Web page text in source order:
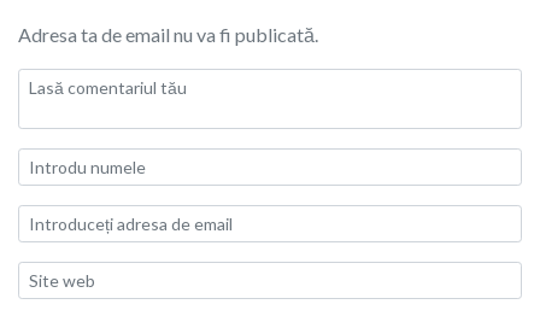
Adresa ta de email nu va fi publicată.